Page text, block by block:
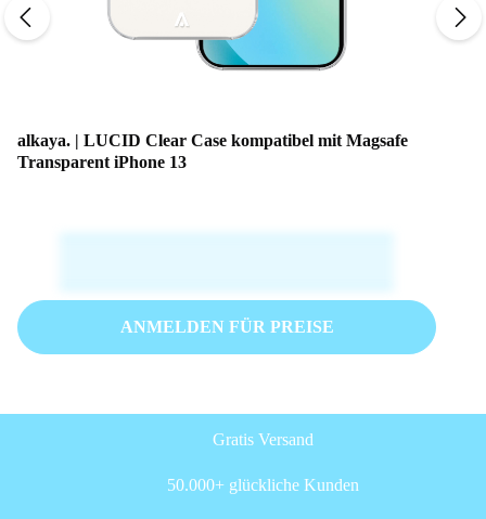
alkaya. | LUCID Clear Case kompatibel mit Magsafe
Transparent iPhone 13
ANMELDEN FÜR PREISE
Gratis Versand
50.000+ glückliche Kunden